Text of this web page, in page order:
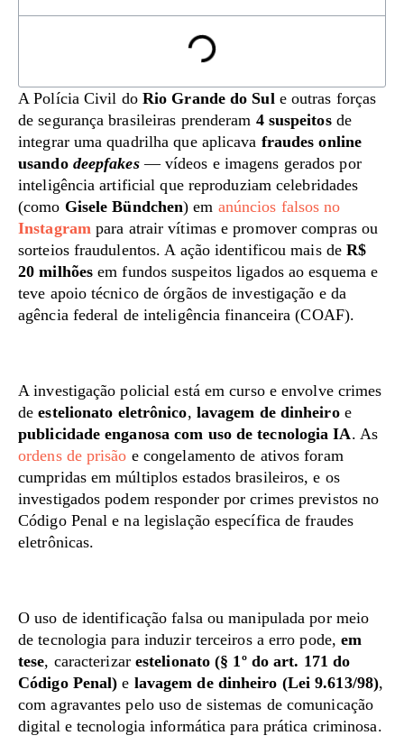
A Polícia Civil do Rio Grande do Sule outras forças
de segurança brasileiras prenderam 4 suspeitosde
integrar uma quadrilha que aplicava fraudes online
usando deepfakes— vídeos e imagens gerados por
inteligência artificial que reproduziam celebridades
(como Gisele Bündchen) em anúncios falsos no
Instagrampara atrair vítimas e promover compras ou
sorteios fraudulentos. A ação identificou mais deR$
20 milhões em fundos suspeitos ligados ao esquema e
teve apoio técnico de órgãos de investigação e da
agência federal de inteligência financeira (COAF).
A investigação policial está em curso e envolve crimes
deestelionato eletrônico, lavagem de dinheiroe
publicidade enganosa com uso de tecnologia IA. As
ordens de prisão e congelamento de ativos foram
cumpridas em múltiplos estados brasileiros, e os
investigados podem responder por crimes previstos no
Código Penal e na legislação específica de fraudes
eletrônicas.
O uso de identificação falsa ou manipulada por meio
de tecnologia para induzir terceiros a erro pode,em
tese, caracterizar estelionato (§ 1º do art. 171 do
Código Penal) e lavagem de dinheiro (Lei 9.613/98),
com agravantes pelo uso de sistemas de comunicação
digital e tecnologia informática para prática criminosa.